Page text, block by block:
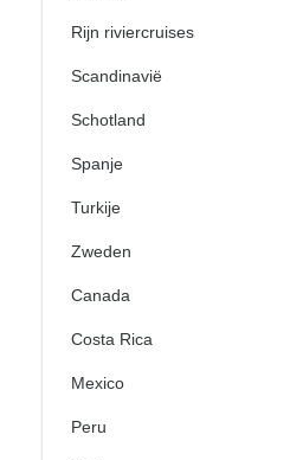
Rijn riviercruises
Scandinavië
Schotland
Spanje
Turkije
Zweden
Canada
Costa Rica
Mexico
Peru